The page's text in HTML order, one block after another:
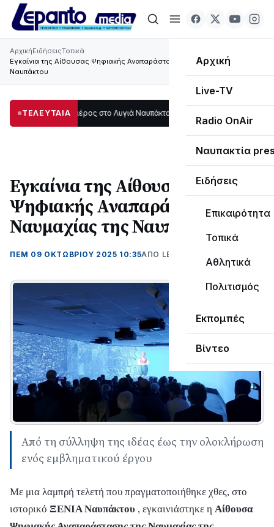
Αρχική
Live-TV
Radio OnAir
Ναυπακτία
Ειδήσεις
Επικαιρότητα
Τοπικά
Αθλητικά
Πολιτισμός
Εκπομπές
Βίντεο
ΑρχικήΕιδήσειςΤοπικά
Εγκαίνια της Αίθουσας Ψηφιακής Αναπαράστασης της Ναυμαχίας της
Ναυπάκτου
ΤΕΛΕΥΤΑΙΑ
μέρος στο Λυγιά Ναυπάκτου12:08 Σε τροχιά υλοποίησης η
Εγκαίνια της Αίθουσας
Ψηφιακής Αναπαράστασης της
Ναυμαχίας της Ναυπάκτου
ΠΕΜ 09 ΟΚΤΩΒΡΊΟΥ 2025 10:35ΑΠΌ LEPANTO RTV
Από τη σύλληψη της ιδέας έως την ολοκλήρωση
ενός εμβληματικού έργου
Με μια λαμπρή τελετή που πραγματοποιήθηκε χθες, στο
ιστορικό ΞΕΝΙΑ Ναυπάκτου , εγκαινιάστηκε η Αίθουσα